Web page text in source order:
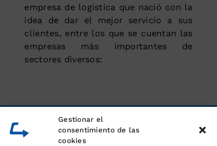
Gestionar el
consentimiento de las
cookies
empresa de logística que nació con la
idea de dar el mejor servicio a sus
clientes, entre los que se cuentan las
empresas más importantes de
sectores diversos: